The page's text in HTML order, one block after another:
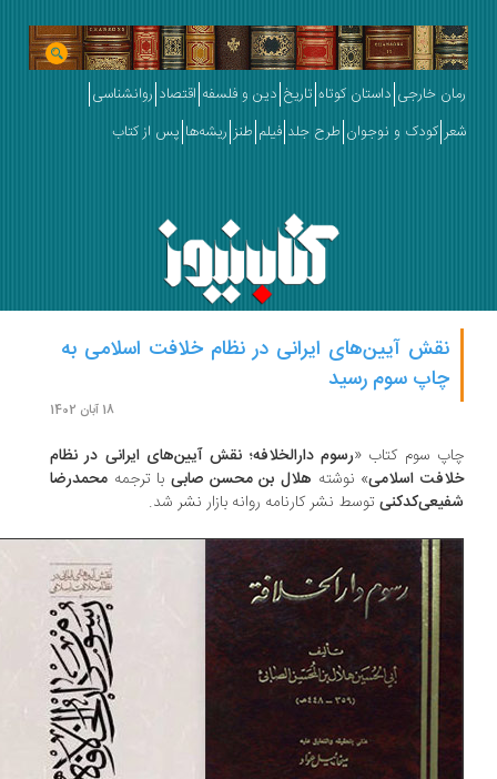
خارجی داستان کوتاه تاریخ دین و فلسفه اقتصاد روانشناسی
کودک و نوجوان طرح جلد فیلم طنز ریشه‌ها پس از کتاب
نقش آیین‌های ایرانی در نظام خلافت اسلامی به
چاپ سوم رسید
سوم کتاب « رسوم دارالخلافه؛ نقش آیین‌های ایرانی در نظام
اسلامی» نوشته هلال بن محسن صابیبا ترجمه محمدرضا
توسط نشر کارنامه روانه بازار نشر شد.